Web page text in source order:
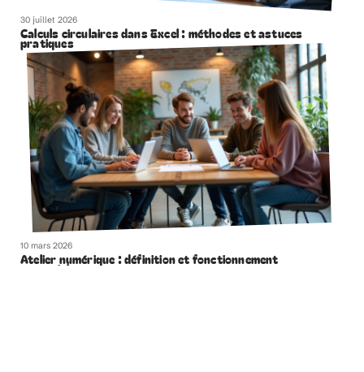
30 juillet 2026
Calculs circulaires dans Excel : méthodes et astuces
pratiques
10 mars 2026
Atelier numérique : définition et fonctionnement
essentiels